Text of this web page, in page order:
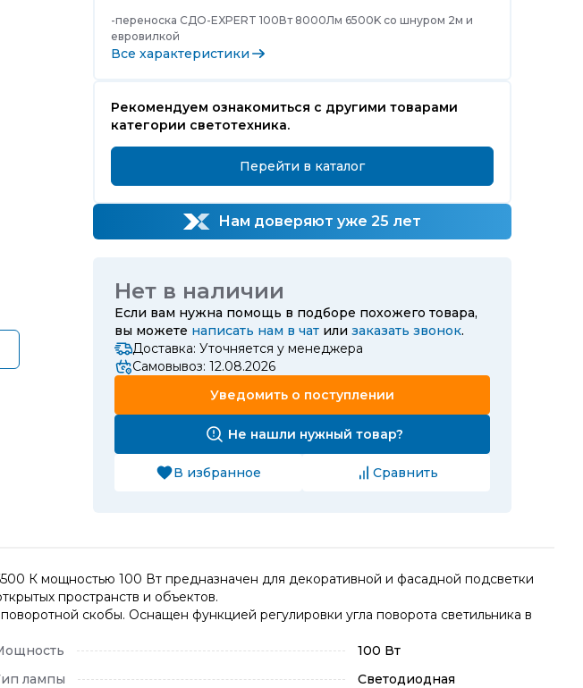
-переноска СДО-EXPERT 100Вт 8000Лм 6500K со шнуром 2м и
евровилкой
Все характеристики
Рекомендуем ознакомиться с другими товарами
категории светотехника.
Перейти в каталог
Нам доверяют уже 25 лет
Нет в наличии
Если вам нужна помощь в подборе похожего товара,
вы можете написать нам в чат или заказать звонок.
Доставка: Уточняется у менеджера
Самовывоз: 12.08.2026
Уведомить о поступлении
Не нашли нужный товар?
В избранное Сравнить
К мощностью 100 Вт предназначен для декоративной и фасадной подсветки
пространств и объектов.
скобы. Оснащен функцией регулировки угла поворота светильника в
100 Вт
лампы
Светодиодная